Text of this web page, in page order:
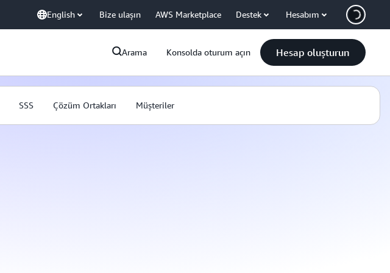
English Bize ulaşın AWS Marketplace Destek Hesabım
Arama Konsolda oturum açın Hesap oluşturun
SSS Çözüm Ortakları Müşteriler